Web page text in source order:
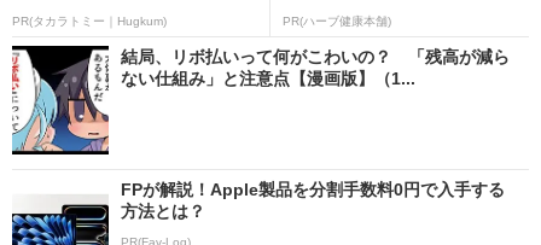
PR(タカラトミー｜Hugkum) PR(ハーブ健康本舗)
結局、リボ払いって何がこわいの？ 「残高が減ら
ない仕組み」と注意点【漫画版】（1...
FPが解説！Apple製品を分割手数料0円で入手する
方法とは？
PR(Fav-Log)